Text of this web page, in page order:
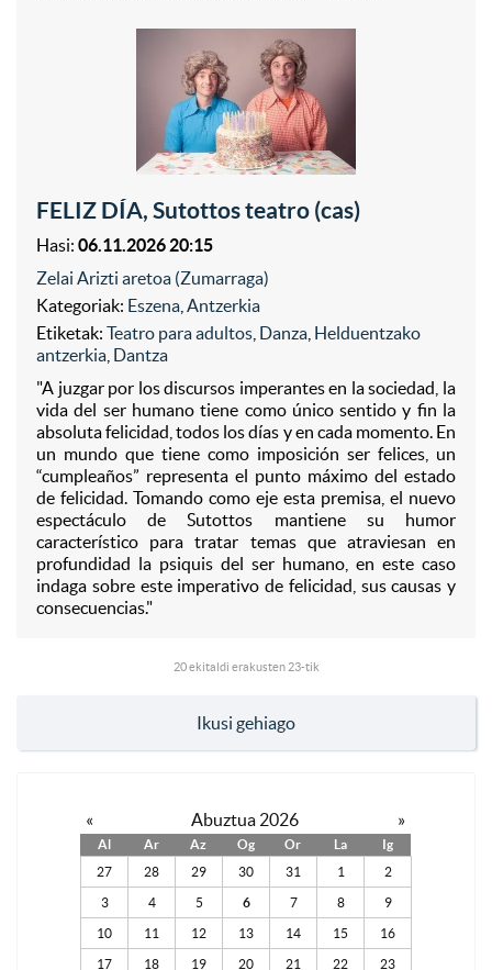
FELIZ DÍA, Sutottos teatro (cas)
Hasi: 06.11.2026 20:15
Zelai Arizti aretoa (Zumarraga)
Kategoriak: Eszena Antzerkia
Etiketak: Teatro para adultos Danza Helduentzako
antzerkia Dantza
"A juzgar por los discursos imperantes en la sociedad, la
vida del ser humano tiene como único sentido y fin la
absoluta felicidad, todos los días y en cada momento. En
un mundo que tiene como imposición ser felices, un
“cumpleaños” representa el punto máximo del estado
de felicidad. Tomando como eje esta premisa, el nuevo
espectáculo de Sutottos mantiene su humor
característico para tratar temas que atraviesan en
profundidad la psiquis del ser humano, en este caso
indaga sobre este imperativo de felicidad, sus causas y
consecuencias."
20ekitaldi erakusten 23-tik
Ikusi gehiago
« Abuztua 2026 »
Al Ar Az Og Or La
Ig
27
28 29 30 31 1 2
3 4 5 6 7 8 9
10 11 12 13 14 15 16
17 18 19 20 21 22 23